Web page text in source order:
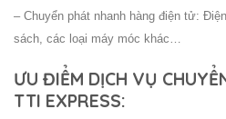
– Chuyển phát nhanh hàng điện tử:
sách, các loại máy móc khác…
ƯU ĐIỂM DỊCH VỤ
TTI EXPRESS: